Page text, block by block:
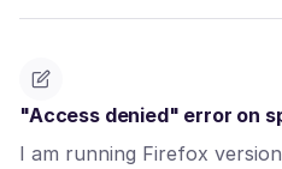
"Access denied" error on
I am running Firefox